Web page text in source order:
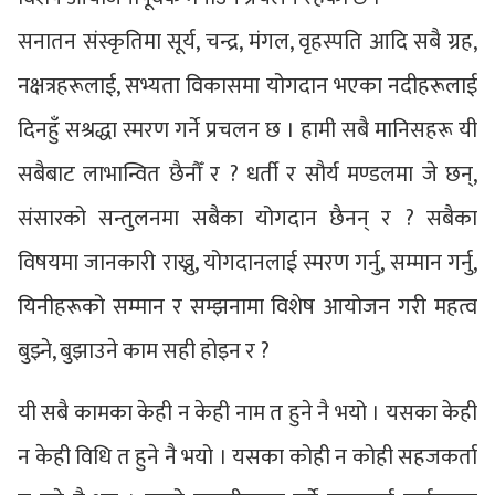
सनातन संस्कृतिमा सूर्य, चन्द्र, मंगल, वृहस्पति आदि सबै ग्रह,
नक्षत्रहरूलाई, सभ्यता विकासमा योगदान भएका नदीहरूलाई
दिनहुँ सश्रद्धा स्मरण गर्ने प्रचलन छ । हामी सबै मानिसहरू यी
सबैबाट लाभान्वित छैनौँ र ? धर्ती र सौर्य मण्डलमा जे छन्,
संसारको सन्तुलनमा सबैका योगदान छैनन् र ? सबैका
विषयमा जानकारी राख्नु, योगदानलाई स्मरण गर्नु, सम्मान गर्नु,
यिनीहरूको सम्मान र सम्झनामा विशेष आयोजन गरी महत्व
बुझ्ने, बुझाउने काम सही होइन र ?
यी सबै कामका केही न केही नाम त हुने नै भयो । यसका केही
न केही विधि त हुने नै भयो । यसका कोही न कोही सहजकर्ता